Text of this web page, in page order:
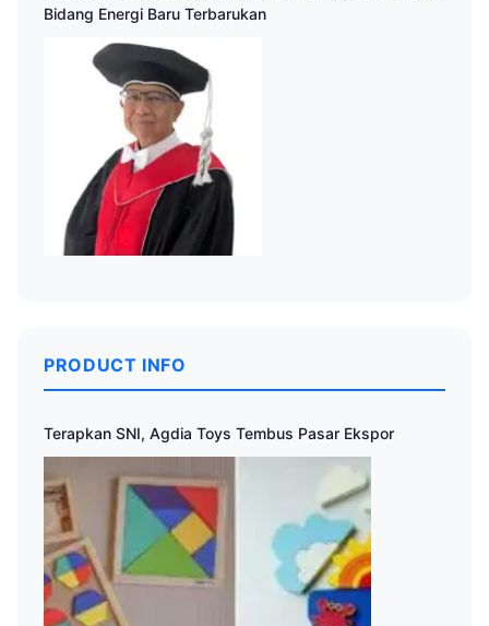
Bidang Energi Baru Terbarukan
PRODUCT INFO
Terapkan SNI, Agdia Toys Tembus Pasar Ekspor